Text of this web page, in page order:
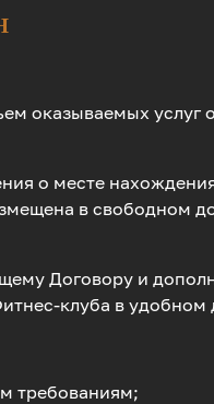
оказываемых услуг
о месте
в свободном
Договору и
клуба в удобном
требованиям;